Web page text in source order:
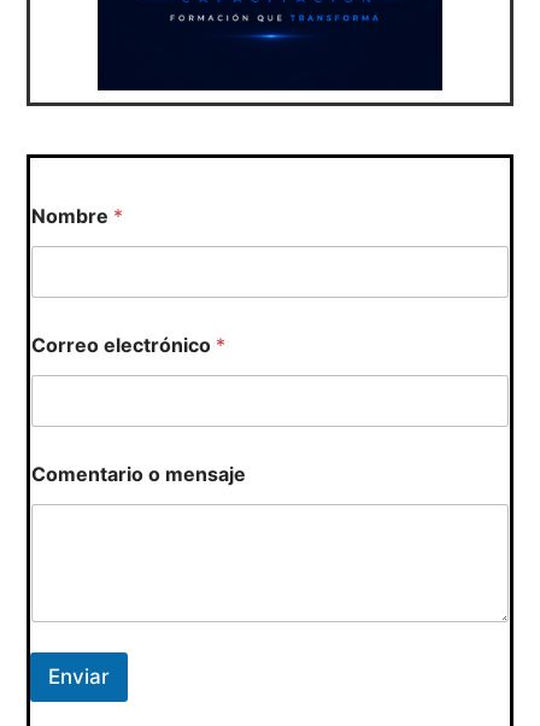
Nombre *
Correo electrónico *
C
o
a
i
m
Comentario o mensaje
Enviar